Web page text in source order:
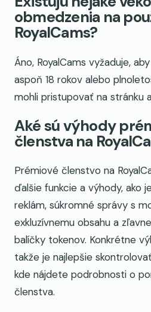
obmedzenia na
RoyalCams?
Áno, RoyalCams vyžaduje,
aspoň 18 rokov alebo
mohli pristupovať na stránku
Aké sú výhody
členstva na
Prémiové členstvo na
ďalšie funkcie a výhody, ako
reklám, súkromné správy s
exkluzívnemu obsahu a
balíčky tokenov. Konkrétne
takže je najlepšie
kde nájdete podrobnosti o
členstva.